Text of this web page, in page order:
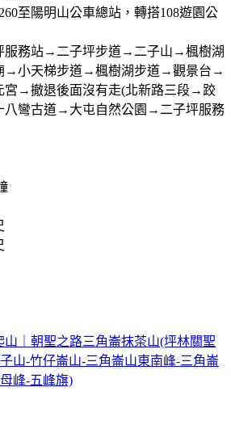
至陽明山公車總站，轉搭108遊園公
服務站→二子坪步道→二子山→楓樹湖
→小天梯步道→楓樹湖步道→觀景台→
宮→撤退後面沒有走(北新路三段→跤
彎古道→大屯自然公園→二子坪服務
｜朝聖之路三角崙抹茶山(坪林關聖
山-竹仔崙山-三角崙山東南峰-三角崙
峰-五峰旗)